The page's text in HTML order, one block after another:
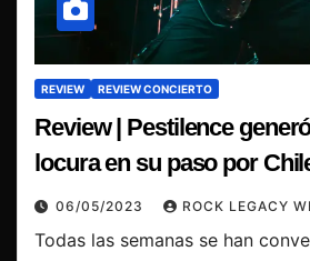
REVIEW REVIEW CONCIERTO
Review | Pestilence
locura en su paso por
06/05/2023 ROCK LEGACY
Todas las semanas se han